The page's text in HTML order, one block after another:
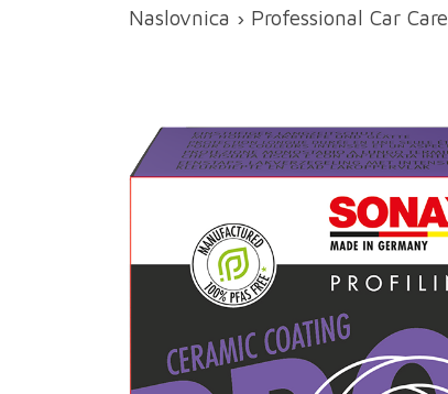
Naslovnica › Professional Car Care